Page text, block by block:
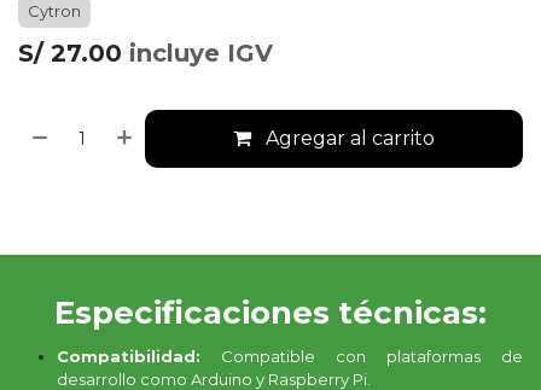
Cytron
S/ 27.00 incluye IGV
Agregar al carrito
Especificaciones técnicas:
Compatibilidad: Compatible con plataformas de
desarrollo como Arduino y Raspberry Pi.